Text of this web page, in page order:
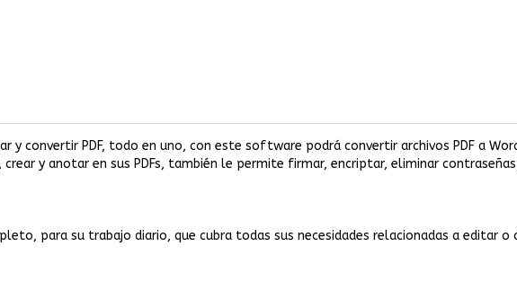
y convertir PDF, todo en uno, con este software podrá convertir archivos PDF a
y anotar en sus PDFs, también le permite firmar, encriptar, eliminar
para su trabajo diario, que cubra todas sus necesidades relacionadas a editar o